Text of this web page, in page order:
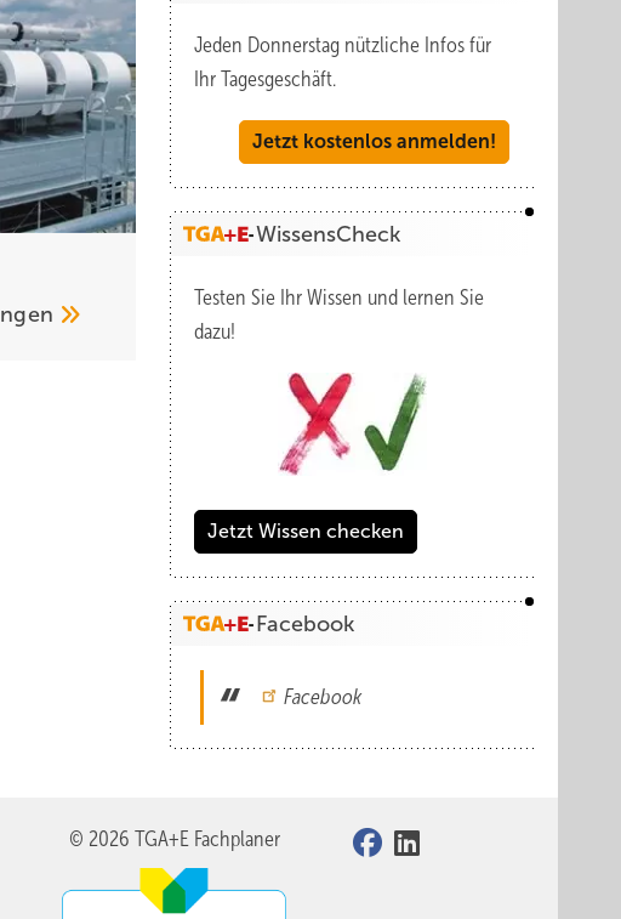
Jeden Donnerstag nützliche Infos für
Ihr Tagesgeschäft.
Jetzt kostenlos anmelden!
WissensCheck
Testen Sie Ihr Wissen und lernen Sie
dazu!
Jetzt Wissen checken
Facebook
Facebook
© 2026 TGA+E Fachplaner